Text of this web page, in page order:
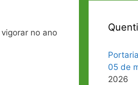
no ano
05 de
2026